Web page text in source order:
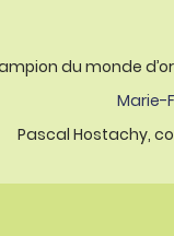
du monde
Marie-
Pascal Hostachy,